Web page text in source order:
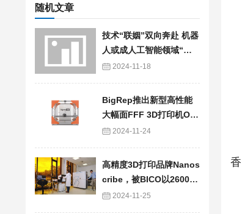
随机文章
技术“联姻”双向奔赴 机器
人或成人工智能领域“弄
潮儿”2024-11-18
BigRep推出新型高性能
大幅面FFF 3D打印机ON
E.5，流速提升40%
2024-11-24
高精度3D打印品牌Nanos
cribe，被BICO以2600万
欧元剥离给德国LAB14
2024-11-25
香